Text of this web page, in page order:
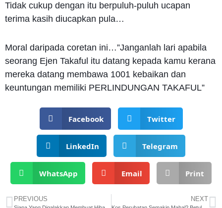
Tidak cukup dengan itu berpuluh-puluh ucapan
terima kasih diucapkan pula…
Moral daripada coretan ini…”Janganlah lari apabila
seorang Ejen Takaful itu datang kepada kamu kerana
mereka datang membawa 1001 kebaikan dan
keuntungan memiliki PERLINDUNGAN TAKAFUL”
Facebook Twitter
LinkedIn Telegram
WhatsApp Email Print
PREVIOUS NEXT